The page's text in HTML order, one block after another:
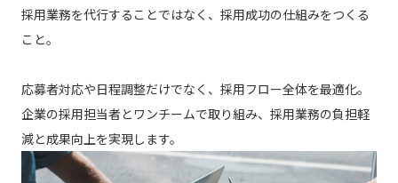
採用業務を代行することではなく、採用成功の仕組みをつくる
こと。
応募者対応や日程調整だけでなく、採用フロー全体を最適化。
企業の採用担当者とワンチームで取り組み、採用業務の負担軽
減と成果向上を実現します。